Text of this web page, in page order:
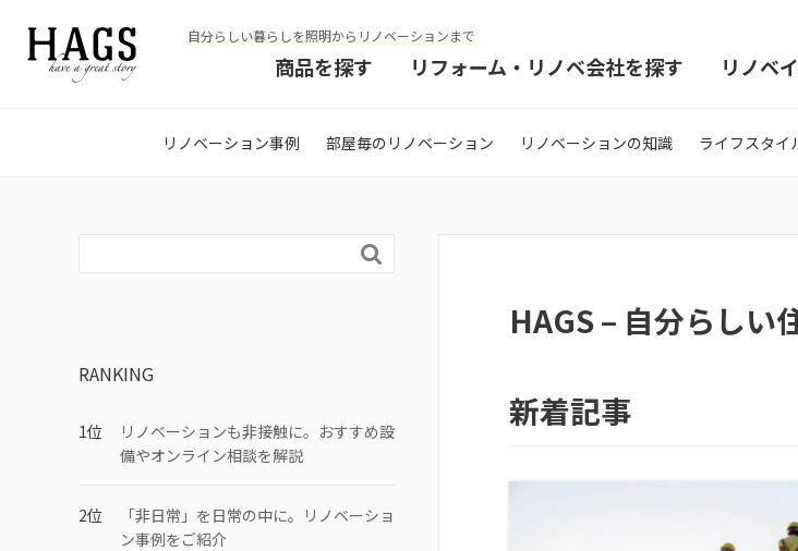
自分らしい暮らしを照明からリノベーションまで
商品を探す リフォーム・リノベ会社を探す リノベ
リノベーション事例 部屋毎のリノベーション リノベーションの知識 ライフスタイ
HAGS – 自分らしい
新着記事

RANKING
リノベーションも非接触に。おすすめ設
備やオンライン相談を解説
「非日常」を日常の中に。リノベーショ
ン事例をご紹介